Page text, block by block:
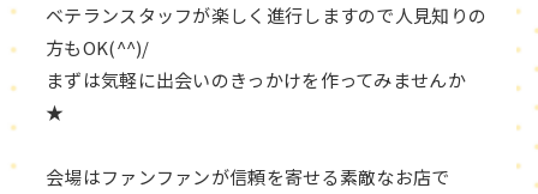
ベテランスタッフが楽しく進行しますので人見知りの
方もOK(^^)/
まずは気軽に出会いのきっかけを作ってみませんか
★
会場はファンファンが信頼を寄せる素敵なお店で